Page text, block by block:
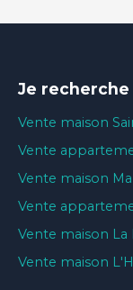
Je recherche
Vente maison
Vente
Vente maison
Vente
Vente maison La
Vente maison